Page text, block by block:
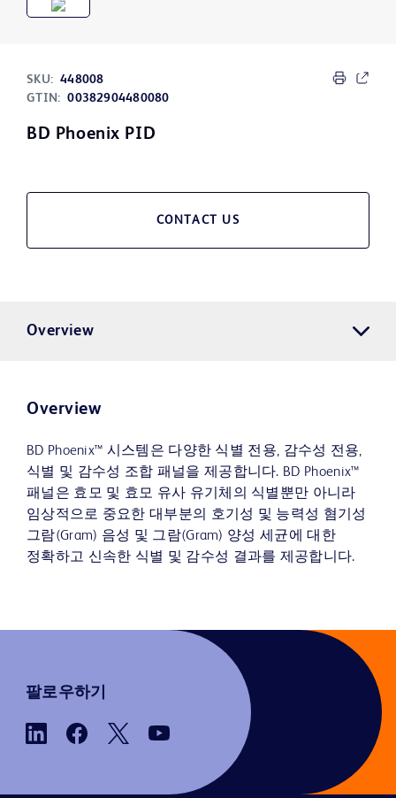
SKU: 448008
GTIN: 00382904480080
BD Phoenix PID
CONTACT US
Overview
Overview
BD Phoenix™ 시스템은 다양한 식별 전용, 감수성 전용,
식별 및 감수성 조합 패널을 제공합니다. BD Phoenix™
패널은 효모 및 효모 유사 유기체의 식별뿐만 아니라
임상적으로 중요한 대부분의 호기성 및 능력성 혐기성
그람(Gram) 음성 및 그람(Gram) 양성 세균에 대한
정확하고 신속한 식별 및 감수성 결과를 제공합니다.
팔로우하기